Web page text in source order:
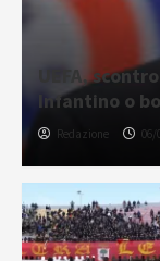
UEFA,
Infantino o
Redazione 06/